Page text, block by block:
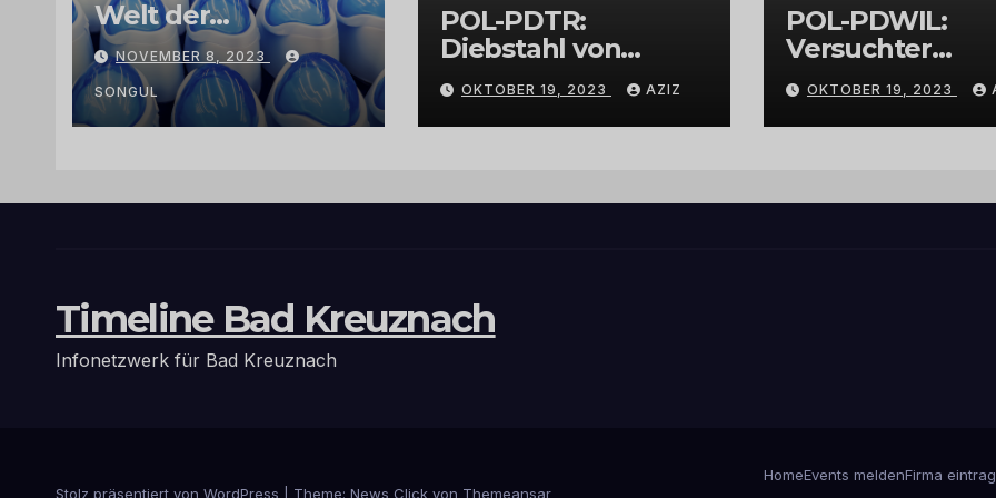
Welt der
Exklusivität:
Arganöl,
Kaktusfeigenkernöl
und
vertrauenswürdige
NOVEMBER 8, 2023
SONGUL
POL-PDTR:
Diebstahl von
Grabschmuck
OKTOBER 19, 2023 AZIZ
POL-PDWIL:
Versuchter
Einbruch im
Gewerbegebiet
Wittlich
OKTOBER 19, 2023
Timeline Bad Kreuznach
Infonetzwerk für Bad Kreuznach
Stolz präsentiert von WordPress Theme: News Click von Themeansar
HomeEvents meldenFirma